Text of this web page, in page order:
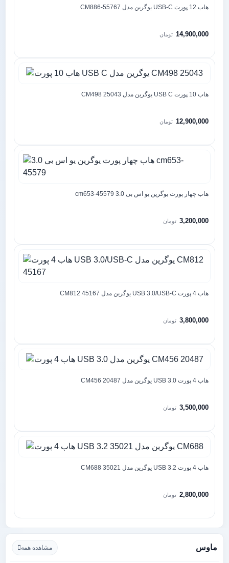
هاب 12 پورت USB-C یوگرین مدل CM886-55767
14,900,000 تومان
هاب 10 پورت USB C یوگرین مدل CM498 25043
12,900,000 تومان
هاب چهار پورت یوگرین یو اس بی 3.0 cm653-45579
3,200,000 تومان
هاب 4 پورت USB 3.0/USB-C یوگرین مدل CM812 45167
3,800,000 تومان
هاب 4 پورت USB 3.0 یوگرین مدل CM456 20487
3,500,000 تومان
هاب 4 پورت USB 3.2 یوگرین مدل 35021 CM688
2,800,000 تومان
ماوس مشاهده همه